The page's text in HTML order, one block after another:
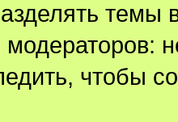
темы
модераторов:
чтобы